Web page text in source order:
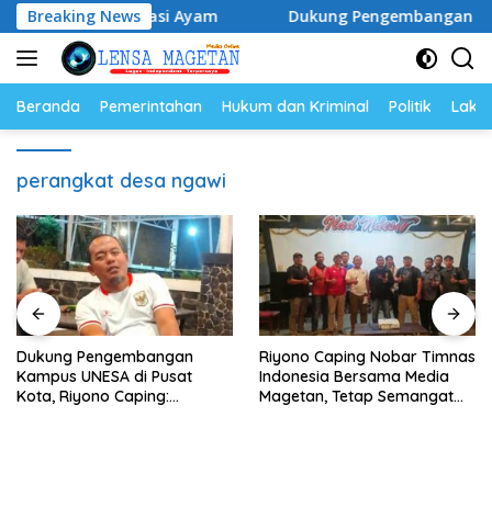
Langsung
ke
konten
Breaking News
Populasi Ayam Dukung Pengembangan Kampus
Beranda Pemerintahan Hukum dan Kriminal Politik
perangkat desa ngawi
Dukung Pengembangan
Kampus UNESA di Pusat
Kota, Riyono Caping:
Riyono Caping Nobar Timnas
Indonesia Bersama Media
Magetan, Tetap Semangat